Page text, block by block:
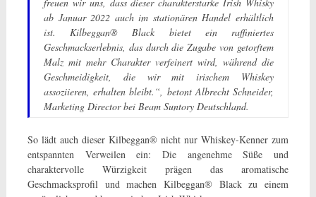
ab Januar 2022 auch im stationären Handel erhältlich
ist. Kilbeggan® Black bietet ein raffiniertes
Geschmackserlebnis, das durch die Zugabe von getorftem
Malz mit mehr Charakter verfeinert wird, während die
Geschmeidigkeit, die wir mit irischem Whiskey
assoziieren, erhalten bleibt.“, betont Albrecht Schneider,
Marketing Director bei Beam Suntory Deutschland.
So lädt auch dieser Kilbeggan® nicht nur Whiskey-Kenner zum
entspannten Verweilen ein: Die angenehme Süße und
charaktervolle Würzigkeit prägen das aromatische
Geschmacksprofil und machen Kilbeggan® Black zu einem